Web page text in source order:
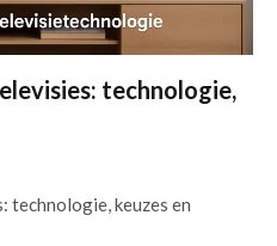
technologie,
technologie, keuzes en